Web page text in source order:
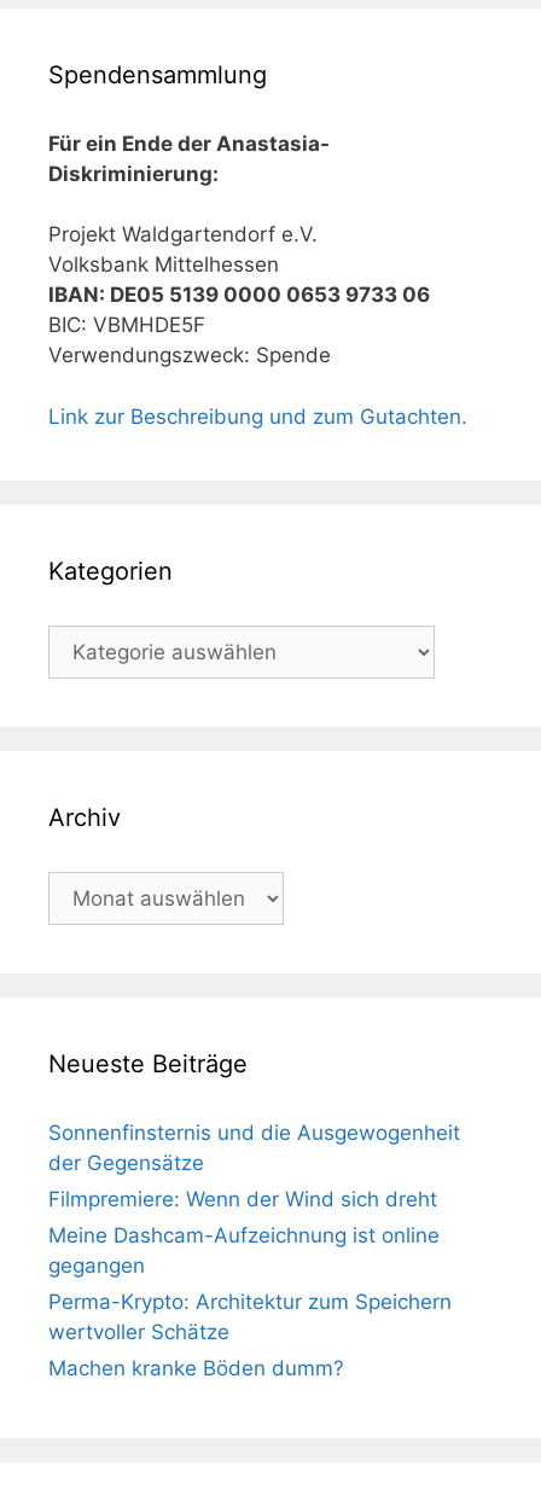
Spendensammlung
Für ein Ende der Anastasia-
Diskriminierung:
Projekt Waldgartendorf e.V.
Volksbank Mittelhessen
IBAN: DE05 5139 0000 0653 9733 06
BIC: VBMHDE5F
Verwendungszweck: Spende
Link zur Beschreibung und zum Gutachten.
Kategorien
Kategorien
Archiv
Archiv
Neueste Beiträge
Sonnenfinsternis und die Ausgewogenheit
der Gegensätze
Filmpremiere: Wenn der Wind sich dreht
Meine Dashcam-Aufzeichnung ist online
gegangen
Perma-Krypto: Architektur zum Speichern
wertvoller Schätze
Machen kranke Böden dumm?